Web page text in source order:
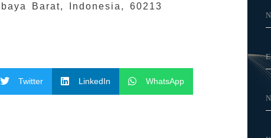
Barat, Indonesia, 60213
Twitter LinkedIn WhatsApp